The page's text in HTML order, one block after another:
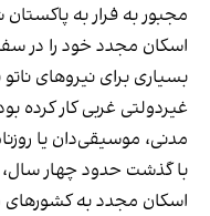
مجبور به فرار به
اسکان مجدد خود را در
بسیاری برای نیروهای
غیردولتی غربی کار کرده
مدنی، موسیقی‌دان یا
با گذشت حدود چهار سال،
اسکان مجدد به